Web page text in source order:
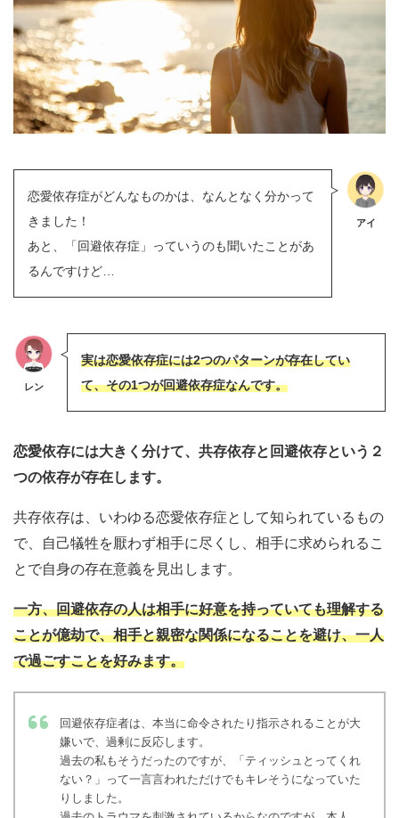
恋愛依存症がどんなものかは、なんとなく分かって
きました！
あと、「回避依存症」っていうのも聞いたことがあ
るんですけど…
アイ
レン
実は恋愛依存症には2つのパターンが存在してい
て、その1つが回避依存症なんです。
恋愛依存には大きく分けて、共存依存と回避依存という２
つの依存が存在します。
共存依存は、いわゆる恋愛依存症として知られているもの
で、自己犠牲を厭わず相手に尽くし、相手に求められるこ
とで自身の存在意義を見出します。
一方、回避依存の人は相手に好意を持っていても理解する
ことが億劫で、相手と親密な関係になることを避け、一人
で過ごすことを好みます。
回避依存症者は、本当に命令されたり指示されることが大
嫌いで、過剰に反応します。
過去の私もそうだったのですが、「ティッシュとってくれ
ない？」って一言言われただけでもキレそうになっていた
りしました。